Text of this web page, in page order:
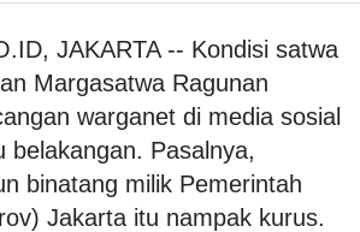
JAKARTA -- Kondisi satwa
Margasatwa Ragunan
warganet di media sosial
belakangan. Pasalnya,
binatang milik Pemerintah
Jakarta itu nampak kurus.